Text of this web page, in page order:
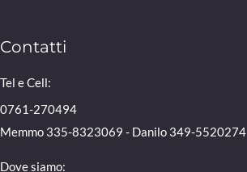
Contatti
Tel e Cell:
0761-270494
Memmo 335-8323069 - Danilo 349-5520274
Dove siamo: